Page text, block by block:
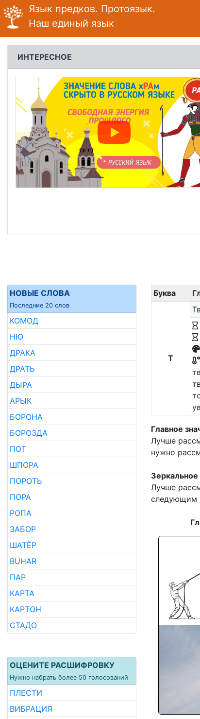
Язык предков. Протоязык.
Наш единый язык
ИНТЕРЕСНОЕ
НОВЫЕ СЛОВА
Последние 20 слов
КОМОД
НЮ
ДРАКА
ДРАТЬ
ДЫРА
АРЫК
БОРОНА
БОРОЗДА
ПОТ
ШПОРА
ПОРОТЬ
ПОРА
РОПА
ЗАБОР
ШАТЁР
BUHAR
ПАР
КАРТА
КАРТОН
СТАДО
ОЦЕНИТЕ РАСШИФРОВКУ
Нужно набрать более 50 голосований
ПЛЕСТИ
ВИБРАЦИЯ
Буква
Т
Главное
Лучше
нужно
Лучше
следующим